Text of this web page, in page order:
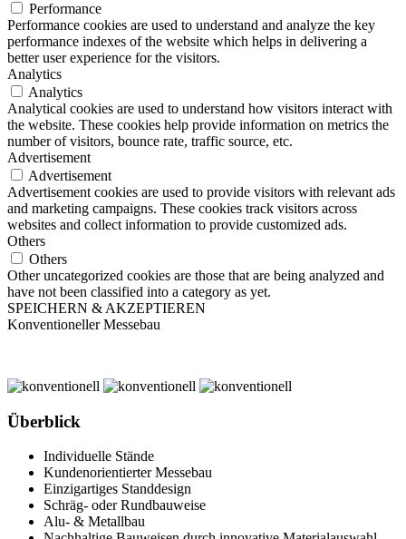
Performance
Performance cookies are used to understand and analyze the key
performance indexes of the website which helps in delivering a
better user experience for the visitors.
Analytics
Analytics
Analytical cookies are used to understand how visitors interact with
the website. These cookies help provide information on metrics the
number of visitors, bounce rate, traffic source, etc.
Advertisement
Advertisement
Advertisement cookies are used to provide visitors with relevant ads
and marketing campaigns. These cookies track visitors across
websites and collect information to provide customized ads.
Others
Others
Other uncategorized cookies are those that are being analyzed and
have not been classified into a category as yet.
SPEICHERN & AKZEPTIEREN
Konventioneller Messebau
Überblick
Individuelle Stände
Kundenorientierter Messebau
Einzigartiges Standdesign
Schräg- oder Rundbauweise
Alu- & Metallbau